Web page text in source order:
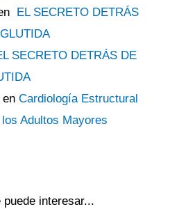
EL SECRETO DETRÁS
SECRETO DETRÁS DE
en Cardiología Estructural
Adultos Mayores
puede interesar...